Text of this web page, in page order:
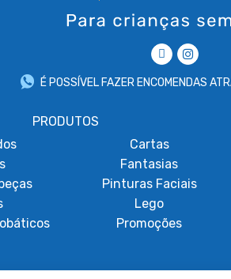
É POSSÍVEL FAZER ENCOMENDAS
PRODUTOS
Cartas
Fantasias
Pinturas Faciais
Lego
Promoções